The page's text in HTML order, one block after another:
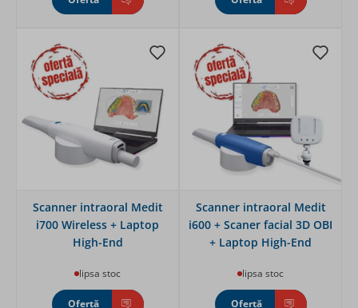
Scanner intraoral Medit
i700 Wireless + Laptop
High-End
lipsa stoc
Ofertă
Scanner intraoral Medit
i600 + Scaner facial 3D OBI
+ Laptop High-End
lipsa stoc
Ofertă